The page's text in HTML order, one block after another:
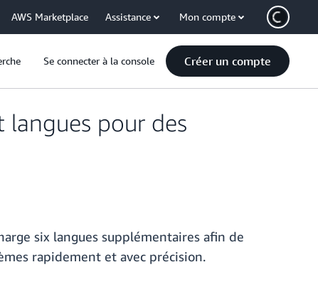
AWS Marketplace Assistance Mon compte
Se connecter à la console Créer un compte
langues pour des
six langues supplémentaires afin de
rapidement et avec précision.